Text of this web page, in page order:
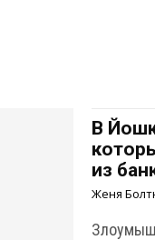
В
из
Женя